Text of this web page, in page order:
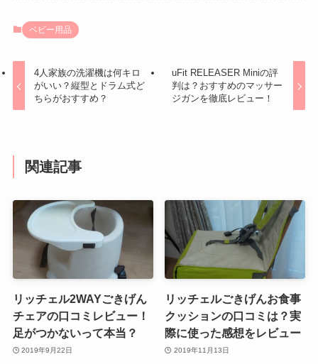
ベビー用品
4人家族の洗濯機は何キロ
がいい？縦型とドラム式ど
ちらがおすすめ？
uFit RELEASER Miniの評
判は？おすすめのマッサー
ジガンを徹底レビュー！
関連記事
リッチェル2WAYごきげん
チェアの口コミレビュー！
足がつかないって本当？
2019年9月22日
リッチェルごきげんお食事
クッションの口コミは？実
際に使った感想をレビュー
2019年11月13日